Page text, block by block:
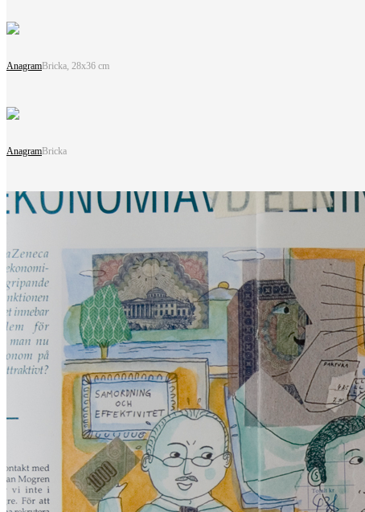
AnagramBricka, 28x36 cm
AnagramBricka